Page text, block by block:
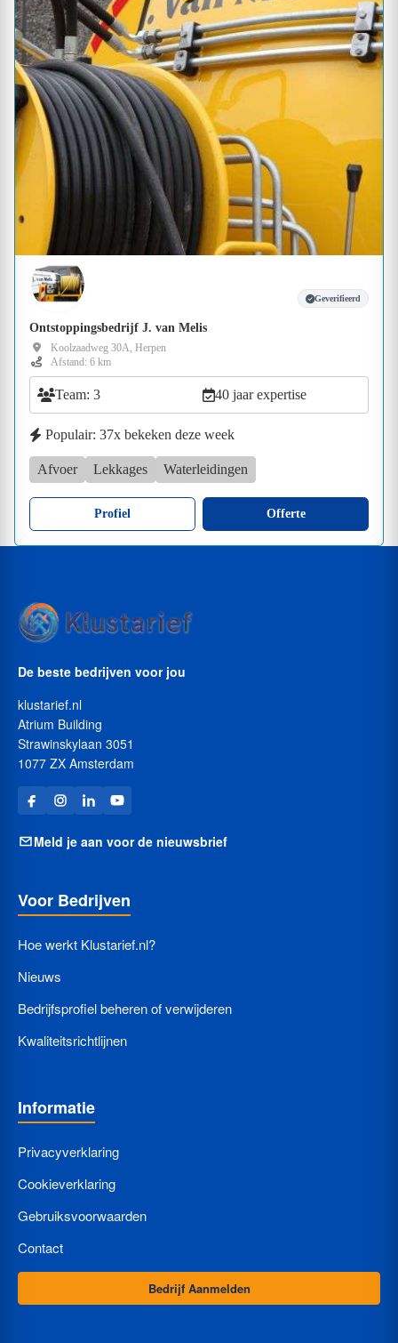
Geverifieerd
Ontstoppingsbedrijf J. van Melis
Koolzaadweg 30A, Herpen
Afstand: 6 km
Team: 3 40 jaar expertise
Populair: 37x bekeken deze week
Afvoer Lekkages Waterleidingen
Profiel Offerte
De beste bedrijven voor jou
klustarief.nl
Atrium Building
Strawinskylaan 3051
1077 ZX Amsterdam
Meld je aan voor de nieuwsbrief
Voor Bedrijven
Hoe werkt Klustarief.nl?
Nieuws
Bedrijfsprofiel beheren of verwijderen
Kwaliteitsrichtlijnen
Informatie
Privacyverklaring
Cookieverklaring
Gebruiksvoorwaarden
Contact
Bedrijf Aanmelden